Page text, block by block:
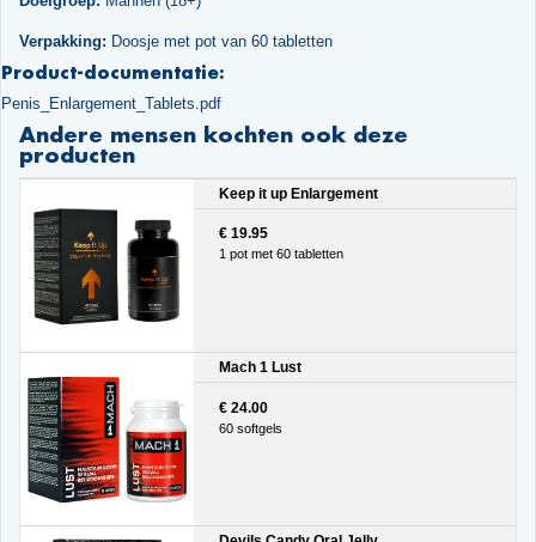
Verpakking: Doosje met pot van 60 tabletten
Product-documentatie:
Penis_Enlargement_Tablets.pdf
Andere mensen kochten ook deze
producten
Keep it up Enlargement
€ 19.95
1 pot met 60 tabletten
Mach 1 Lust
€ 24.00
60 softgels